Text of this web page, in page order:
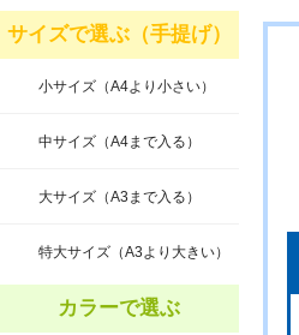
サイズで選ぶ（手提げ）
小サイズ（A4より小さい）
中サイズ（A4まで入る）
大サイズ（A3まで入る）
特大サイズ（A3より大きい）
カラーで選ぶ